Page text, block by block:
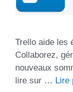
Trello aide les
Collaborez,
nouveaux
lire sur … Lire